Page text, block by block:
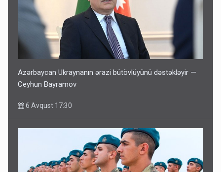
Azərbaycan Ukraynanın ərazi bütövlüyünü dəstəkləyir —
Ceyhun Bayramov
6 Avqust 17:30